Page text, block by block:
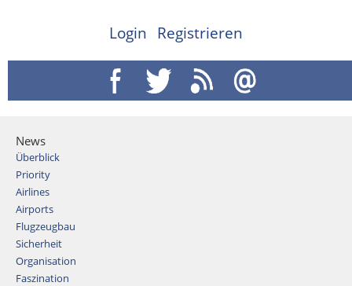
Login Registrieren
News
Überblick
Priority
Airlines
Airports
Flugzeugbau
Sicherheit
Organisation
Faszination